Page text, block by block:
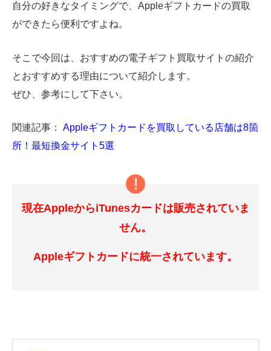
自分の好きなタイミングで、Appleギフトカードの買取
ができたら便利ですよね。
そこで今回は、おすすめの電子ギフト買取サイトの紹介
とおすすめする理由について紹介します。
ぜひ、参考にして下さい。
関連記事：
Appleギフトカードを買取している店舗は8箇
所！最短換金サイト5選
現在AppleからiTunesカードは販売されていま
せん。
Appleギフトカードに統一されています。